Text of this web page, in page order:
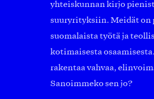
yhteiskunnan kirjo
suuryrityksiin. Meidät on
suomalaista työtä ja
kotimaisesta
rakentaa vahvaa,
Sanoimmeko sen jo?